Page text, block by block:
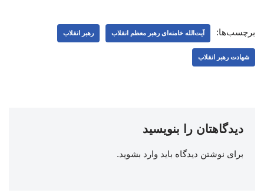
برچسب‌ها: آیت‌الله خامنه‌ای رهبر معظم انقلاب رهبر انقلاب
شهادت رهبر انقلاب
دیدگاهتان را بنویسید
برای نوشتن دیدگاه باید وارد بشوید.